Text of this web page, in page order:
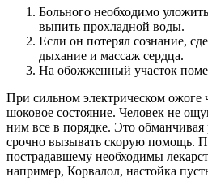
Больного необходимо
выпить прохладной воды.
Если он потерял сознание,
дыхание и массаж сердца.
На обожженный участок
При сильном электрическом ожоге
шоковое состояние. Человек не
ним все в порядке. Это обманчивая
срочно вызывать скорую помощь.
пострадавшему необходимы
например, Корвалол, настойка